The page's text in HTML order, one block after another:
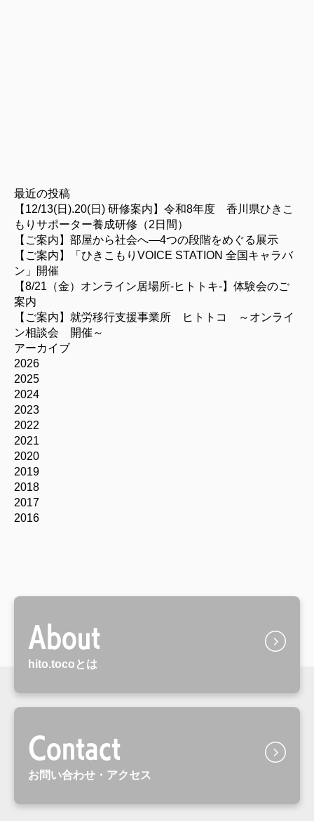
最近の投稿
【12/13(日).20(日) 研修案内】令和8年度 香川県ひきこ
もりサポーター養成研修（2日間）
【ご案内】部屋から社会へ―4つの段階をめぐる展示
【ご案内】「ひきこもりVOICE STATION 全国キャラバ
ン」開催
【8/21（金）オンライン居場所-ヒトトキ-】体験会のご
案内
【ご案内】就労移行支援事業所 ヒトトコ ～オンライ
ン相談会 開催～
アーカイブ
2026
2025
2024
2023
2022
2021
2020
2019
2018
2017
2016
About
hito.tocoとは
Contact
お問い合わせ・アクセス